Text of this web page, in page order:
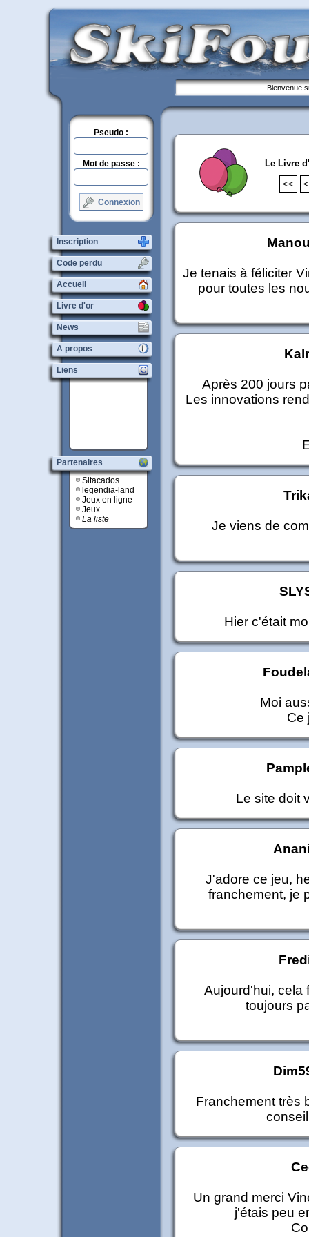
Bienvenue
Le Livre
<<
<
Je tenais à féliciter
pour toutes les
Après 200 jours
Les innovations
Je viens de
Hier c'était
Moi
Ce
Le site doit
J'adore ce jeu,
franchement, je
Aujourd'hui, cela
toujours
Franchement très
Un grand merci
j'étais peu
Pseudo :
Mot de passe :
Connexion
Inscription
Code perdu
Accueil
Livre d'or
News
A propos
Liens
Partenaires
Sitacados
legendia-land
Jeux en ligne
Jeux
La liste